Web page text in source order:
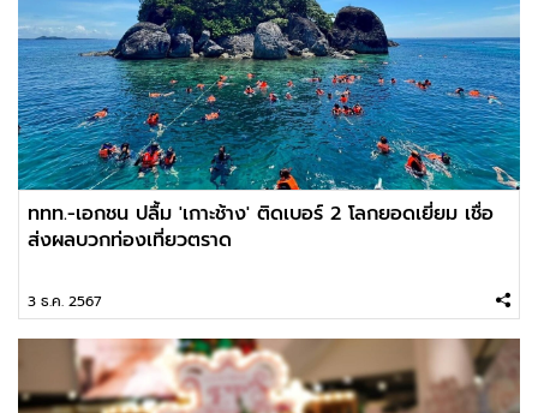
ททท.-เอกชน ปลื้ม 'เกาะช้าง' ติดเบอร์ 2 โลกยอดเยี่ยม เชื่อ
ส่งผลบวกท่องเที่ยวตราด
3 ธ.ค. 2567